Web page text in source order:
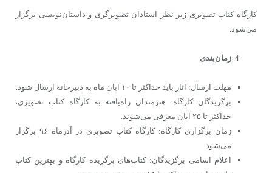
کارگاه کتاب تصویری زیر نظر استادان تصویرگری و داستان‌نویسی برگزار
می‌شود.
زمان‌بندی
مهلت ارسال: آثار باید حداکثر تا ۱۰ آبان ماه به دبیرخانه ارسال شود.
برگزیدگان کارگاه: هنرمندان راه‌یافته به کارگاه کتاب تصویری،
حداکثر تا ۲۵ آبان معرفی می‌شوند.
زمان برگزاری کارگاه: کارگاه کتاب تصویری در آذرماه ۹۶ برگزار
می‌شود.
اعلام اسامی برگزیدگان: کتاب‌های برگزیده کارگاه و بهترین کتاب